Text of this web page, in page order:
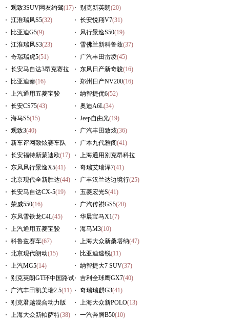
观致3SUV网友约驾(17) 别克新英朗(20)
江淮瑞风S5(32) 长安悦翔V7(31)
比亚迪G5(9) 风行景逸S50(19)
江淮瑞风S3(23) 雪佛兰新科鲁兹(37)
奇瑞瑞虎5(51) 广汽丰田雷凌(45)
长安马自达3昂克赛拉
(29)
东风日产新奇骏(16)
比亚迪秦(16) 郑州日产NV200(16)
上汽通用五菱宝骏
730(57)
纳智捷优6(52)
长安CS75(43) 奥迪A6L(34)
海马S5(15) Jeep自由光(19)
观致3(40) 广汽丰田致炫(36)
新车评网致炫赛车队
(236)
广本九代雅阁(41)
长安福特新蒙迪欧(17)
上海通用别克昂科拉
(16)
东风风行景逸X5(41) 奇瑞艾瑞泽7(41)
北京现代全新胜达(44) 广丰汉兰达边境行(25)
长安马自达CX-5(19) 五菱宏光S(41)
荣威550(16) 广汽传祺GS5(20)
东风雪铁龙C4L(45) 华晨宝马X1(7)
上汽通用五菱宝骏
630(16)
海马M3(10)
科鲁兹赛车(67) 上海大众新桑塔纳(47)
北京现代朗动(15) 比亚迪速锐(11)
上汽MG5(14) 纳智捷大7 SUV(37)
别克英朗GT环中国路试
(54)
吉利全球鹰GX7(40)
广汽丰田凯美瑞2.5(11) 奇瑞瑞麒G3(41)
别克君越混合动力版
(14)
上海大众新POLO(13)
上海大众新帕萨特(38) 一汽奔腾B50(10)